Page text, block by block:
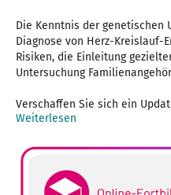
Die Kenntnis der genetischen
Diagnose von Herz-Kreislauf-
Risiken, die Einleitung
Untersuchung
Verschaffen Sie sich ein
Weiterlesen